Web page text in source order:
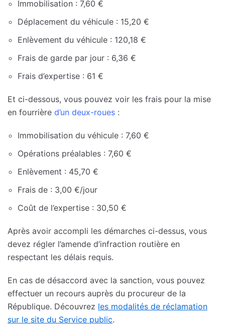
Immobilisation : 7,60 €
Déplacement du véhicule : 15,20 €
Enlèvement du véhicule : 120,18 €
Frais de garde par jour : 6,36 €
Frais d’expertise : 61 €
Et ci-dessous, vous pouvez voir les frais pour la mise
en fourrière d’un deux-roues :
Immobilisation du véhicule : 7,60 €
Opérations préalables : 7,60 €
Enlèvement : 45,70 €
Frais de : 3,00 €/jour
Coût de l’expertise : 30,50 €
Après avoir accompli les démarches ci-dessus, vous
devez régler l’amende d’infraction routière en
respectant les délais requis.
En cas de désaccord avec la sanction, vous pouvez
effectuer un recours auprès du procureur de la
République. Découvrez les modalités de réclamation
sur le site du Service public.